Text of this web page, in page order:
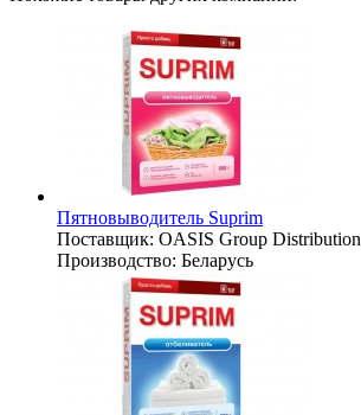
Пятновыводитель Suprim
Поставщик: OASIS Group Distribution
Производство: Беларусь